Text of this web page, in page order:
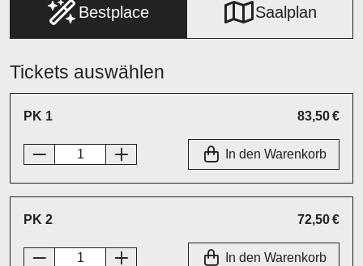
Bestplace Saalplan
Tickets auswählen
PK 1 83,50 €
In den Warenkorb
PK 2 72,50 €
In den Warenkorb